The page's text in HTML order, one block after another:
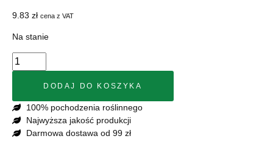
9.83 zł cena z VAT
Na stanie
DODAJ DO KOSZYKA
100% pochodzenia roślinnego
Najwyższa jakość produkcji
Darmowa dostawa od 99 zł